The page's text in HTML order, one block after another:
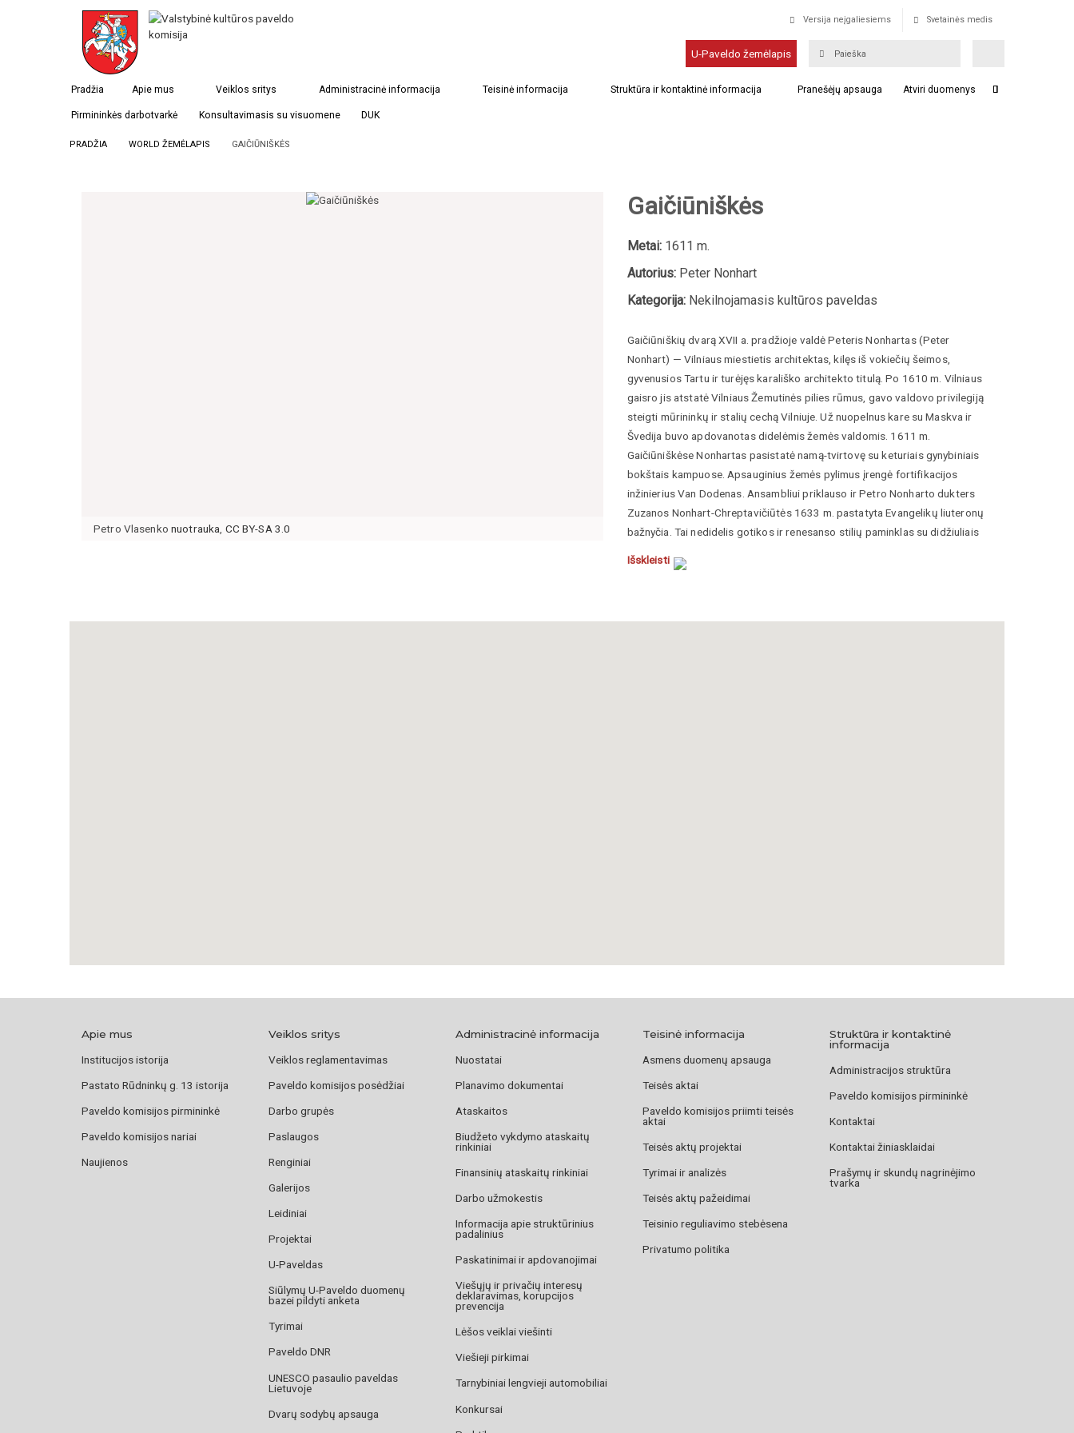
Versija neįgaliesiems Svetainės medis
U-Paveldo žemėlapis
Pradžia Apie mus Veiklos sritys Administracinė informacija Teisinė informacija Struktūra ir kontaktinė informacija Pranešėjų apsauga Atviri duomenys
Pirmininkės darbotvarkė Konsultavimasis su visuomene DUK
PRADŽIA WORLD ŽEMĖLAPIS GAIČIŪNIŠKĖS
Petro Vlasenkonuotrauka CC BY-SA 3.0
Gaičiūniškės
Metai:1611 m.
Autorius:Peter Nonhart
Kategorija:Nekilnojamasis kultūros paveldas
Gaičiūniškių dvarą XVII a. pradžioje valdė Peteris Nonhartas (Peter
Nonhart) — Vilniaus miestietis architektas, kilęs iš vokiečių šeimos,
gyvenusios Tartu ir turėjęs karališko architekto titulą. Po 1610 m. Vilniaus
gaisro jis atstatė Vilniaus Žemutinės pilies rūmus, gavo valdovo privilegiją
steigti mūrininkų ir stalių cechą Vilniuje. Už nuopelnus kare su Maskva ir
Švedija buvo apdovanotas didelėmis žemės valdomis. 1611 m.
Gaičiūniškėse Nonhartas pasistatė namą-tvirtovę su keturiais gynybiniais
bokštais kampuose. Apsauginius žemės pylimus įrengė fortifikacijos
inžinierius Van Dodenas. Ansambliui priklauso ir Petro Nonharto dukters
Zuzanos Nonhart-Chreptavičiūtės 1633 m. pastatyta Evangelikų liuteronų
bažnyčia. Tai nedidelis gotikos ir renesanso stilių paminklas su didžiuliais
monumentalaus pastato likę griuvėsiai.
Išskleisti
Apie mus
Institucijos istorija
Pastato Rūdninkų g. 13 istorija
Paveldo komisijos pirmininkė
Paveldo komisijos nariai
Naujienos
Veiklos sritys
Veiklos reglamentavimas
Paveldo komisijos posėdžiai
Darbo grupės
Paslaugos
Renginiai
Galerijos
Leidiniai
Projektai
U-Paveldas
Siūlymų U-Paveldo duomenų
bazei pildyti anketa
Tyrimai
Paveldo DNR
UNESCO pasaulio paveldas
Lietuvoje
Dvarų sodybų apsauga
Administracinė informacija
Nuostatai
Planavimo dokumentai
Ataskaitos
Biudžeto vykdymo ataskaitų
rinkiniai
Finansinių ataskaitų rinkiniai
Darbo užmokestis
Informacija apie struktūrinius
padalinius
Paskatinimai ir apdovanojimai
Viešųjų ir privačių interesų
deklaravimas, korupcijos
prevencija
Lėšos veiklai viešinti
Viešieji pirkimai
Tarnybiniai lengvieji automobiliai
Konkursai
Teisinė informacija
Asmens duomenų apsauga
Teisės aktai
Paveldo komisijos priimti teisės
aktai
Teisės aktų projektai
Tyrimai ir analizės
Teisės aktų pažeidimai
Teisinio reguliavimo stebėsena
Privatumo politika
Struktūra ir kontaktinė
informacija
Administracijos struktūra
Paveldo komisijos pirmininkė
Kontaktai
Kontaktai žiniasklaidai
Prašymų ir skundų nagrinėjimo
tvarka